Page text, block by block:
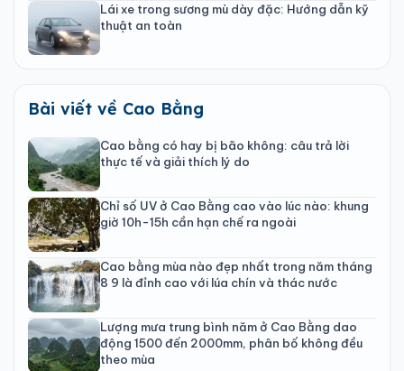
Lái xe trong sương mù dày đặc: Hướng dẫn kỹ
thuật an toàn
Bài viết về Cao Bằng
Cao bằng có hay bị bão không: câu trả lời
thực tế và giải thích lý do
Chỉ số UV ở Cao Bằng cao vào lúc nào: khung
giờ 10h-15h cần hạn chế ra ngoài
Cao bằng mùa nào đẹp nhất trong năm tháng
8 9 là đỉnh cao với lúa chín và thác nước
Lượng mưa trung bình năm ở Cao Bằng dao
động 1500 đến 2000mm, phân bố không đều
theo mùa